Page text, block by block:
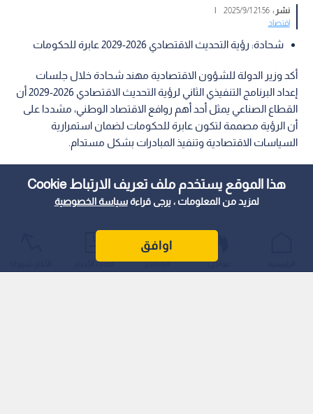
هذا الموقع يستخدم ملف تعريف الارتباط Cookie
لمزيد من المعلومات ، يرجى قراءةسياسة الخصوصية
اوافق
نشر :21:56 2025/9/1
|
اقتصاد
شحادة: رؤية التحديث الاقتصادي 2026-2029 عابرة للحكومات
أكد وزير الدولة للشؤون الاقتصادية مهند شحادة خلال جلسات
إعداد البرنامج التنفيذي الثاني لرؤية التحديث الاقتصادي 2026-2029 أن
القطاع الصناعي يمثل أحد أهم روافع الاقتصاد الوطني، مشددا على
أن الرؤية مصممة لتكون عابرة للحكومات لضمان استمرارية
السياسات الاقتصادية وتنفيذ المبادرات بشكل مستدام.
عواجل المباشر أحدث الأخبار